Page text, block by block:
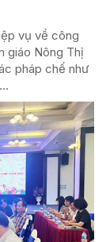
vụ về công
giáo Nông Thị
pháp chế như